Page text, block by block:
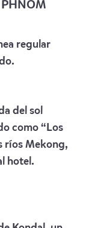
PHNOM
regular
del sol
como “Los
ríos Mekong,
hotel.